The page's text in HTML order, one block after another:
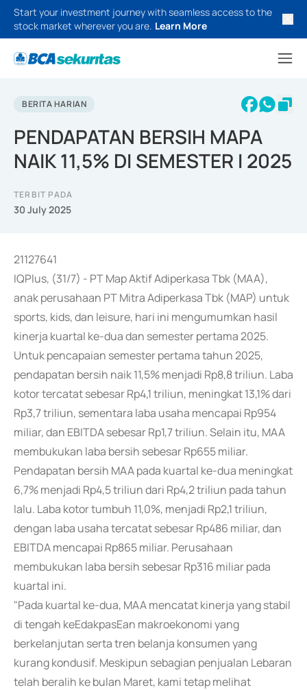
Start your investment journey with seamless access to the
stock market wherever you are. Learn More
BERITA HARIAN
PENDAPATAN BERSIH MAPA
NAIK 11,5% DI SEMESTER I 2025
TERBIT PADA
30 July 2025
21127641
IQPlus, (31/7) - PT Map Aktif Adiperkasa Tbk (MAA),
anak perusahaan PT Mitra Adiperkasa Tbk (MAP) untuk
sports, kids, dan leisure, hari ini mengumumkan hasil
kinerja kuartal ke-dua dan semester pertama 2025.
Untuk pencapaian semester pertama tahun 2025,
pendapatan bersih naik 11,5% menjadi Rp8,8 triliun. Laba
kotor tercatat sebesar Rp4,1 triliun, meningkat 13,1% dari
Rp3,7 triliun, sementara laba usaha mencapai Rp954
miliar, dan EBITDA sebesar Rp1,7 triliun. Selain itu, MAA
membukukan laba bersih sebesar Rp655 miliar.
Pendapatan bersih MAA pada kuartal ke-dua meningkat
6,7% menjadi Rp4,5 triliun dari Rp4,2 triliun pada tahun
lalu. Laba kotor tumbuh 11,0%, menjadi Rp2,1 triliun,
dengan laba usaha tercatat sebesar Rp486 miliar, dan
EBITDA mencapai Rp865 miliar. Perusahaan
membukukan laba bersih sebesar Rp316 miliar pada
kuartal ini.
"Pada kuartal ke-dua, MAA mencatat kinerja yang stabil
di tengah keEdakpasEan makroekonomi yang
berkelanjutan serta tren belanja konsumen yang
kurang kondusif. Meskipun sebagian penjualan Lebaran
telah beralih ke bulan Maret, kami tetap melihat